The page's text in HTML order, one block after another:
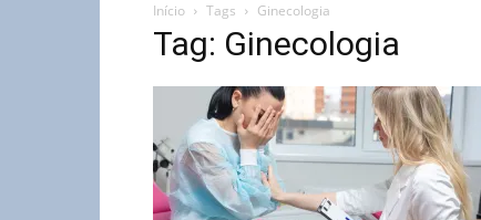
Início Tags Ginecologia
Tag: Ginecologia